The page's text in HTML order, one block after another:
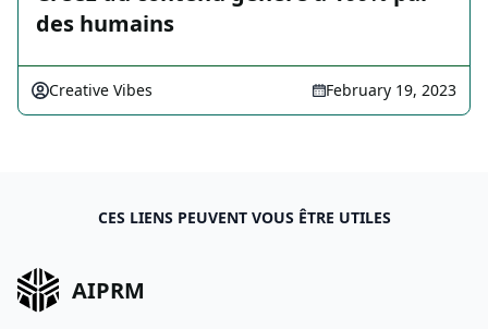
des humains
Creative Vibes February 19, 2023
CES LIENS PEUVENT VOUS ÊTRE UTILES
AIPRM